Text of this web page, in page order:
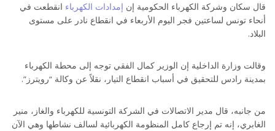
قال سكان وشركة الكهرباء الحكومية إن إمدادات الكهرباء انقطعت في
أنحاء تونس لساعتين فجر اليوم الأربعاء في انقطاع نادر على مستوى
البلاد.
وقالت وزارة الداخلية إن الوزير كمال الفقي توجه إلى محطة الكهرباء
بمدينة رادس للتحقيق في أسباب انقطاع التيار، نقلاً عن وكالة “رويترز”.
من جانبه، قال مدير الاتصالات في الشركة التونسية للكهرباء والغاز، منير
الغابري، إنه تم إرجاع كامل المنظومة الكهربائية لسالف نشاطها وهي الآن